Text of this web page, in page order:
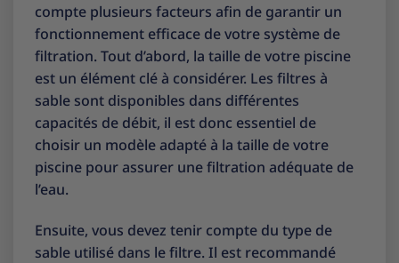
compte plusieurs facteurs afin de garantir un
fonctionnement efficace de votre système de
filtration. Tout d’abord, la taille de votre piscine
est un élément clé à considérer. Les filtres à
sable sont disponibles dans différentes
capacités de débit, il est donc essentiel de
choisir un modèle adapté à la taille de votre
piscine pour assurer une filtration adéquate de
l’eau.
Ensuite, vous devez tenir compte du type de
sable utilisé dans le filtre. Il est recommandé